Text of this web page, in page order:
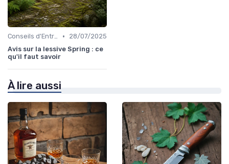
Conseils d'Entretien •
28/07/2025
Avis sur la lessive Spring : ce
qu'il faut savoir
À lire aussi